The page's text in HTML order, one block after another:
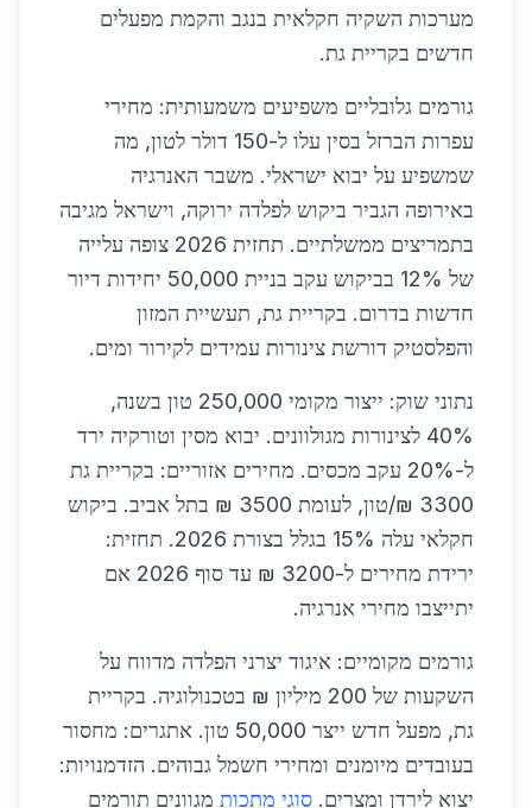
מערכות השקיה חקלאית בנגב והקמת מפעלים
חדשים בקריית גת.
גורמים גלובליים משפיעים משמעותית: מחירי
עפרות הברזל בסין עלו ל-150 דולר לטון, מה
שמשפיע על יבוא ישראלי. משבר האנרגיה
באירופה הגביר ביקוש לפלדה ירוקה, וישראל מגיבה
בתמריצים ממשלתיים. תחזית 2026 צופה עלייה
של 12% בביקוש עקב בניית 50,000 יחידות דיור
חדשות בדרום. בקריית גת, תעשיית המזון
והפלסטיק דורשת צינורות עמידים לקירור ומים.
נתוני שוק: ייצור מקומי 250,000 טון בשנה,
40% לצינורות מגולוונים. יבוא מסין וטורקיה ירד
ל-20% עקב מכסים. מחירים אזוריים: בקריית גת
3300 ₪/טון, לעומת 3500 ₪ בתל אביב. ביקוש
חקלאי עלה 15% בגלל בצורת 2026. תחזית:
ירידת מחירים ל-3200 ₪ עד סוף 2026 אם
יתייצבו מחירי אנרגיה.
גורמים מקומיים: איגוד יצרני הפלדה מדווח על
השקעות של 200 מיליון ₪ בטכנולוגיה. בקריית
גת, מפעל חדש ייצר 50,000 טון. אתגרים: מחסור
בעובדים מיומנים ומחירי חשמל גבוהים. הזדמנויות:
יצוא לירדן ומצרים. סוגי מתכות מגוונים תורמים